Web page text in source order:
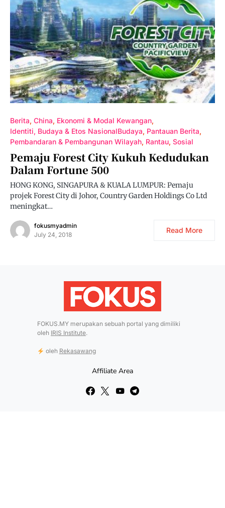
Berita China Ekonomi & Modal Kewangan
Identiti, Budaya & Etos NasionalBudaya Pantauan Berita
Pembandaran & Pembangunan Wilayah Rantau Sosial
Pemaju Forest City Kukuh Kedudukan
Dalam Fortune 500
HONG KONG, SINGAPURA & KUALA LUMPUR: Pemaju
projek Forest City di Johor, Country Garden Holdings Co Ltd
meningkat…
fokusmyadmin
July 24, 2018
Read More
FOKUS.MY merupakan sebuah portal yang dimiliki
oleh IRIS Institute.
oleh Rekasawang
Affiliate Area